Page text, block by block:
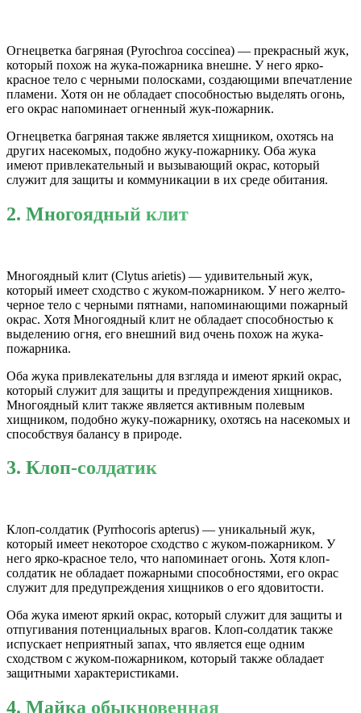
Огнецветка багряная (Pyrochroa coccinea) — прекрасный жук,
который похож на жука-пожарника внешне. У него ярко-
красное тело с черными полосками, создающими впечатление
пламени. Хотя он не обладает способностью выделять огонь,
его окрас напоминает огненный жук-пожарник.
Огнецветка багряная также является хищником, охотясь на
других насекомых, подобно жуку-пожарнику. Оба жука
имеют привлекательный и вызывающий окрас, который
служит для защиты и коммуникации в их среде обитания.
2. Многоядный клит
Многоядный клит (Clytus arietis) — удивительный жук,
который имеет сходство с жуком-пожарником. У него желто-
черное тело с черными пятнами, напоминающими пожарный
окрас. Хотя Многоядный клит не обладает способностью к
выделению огня, его внешний вид очень похож на жука-
пожарника.
Оба жука привлекательны для взгляда и имеют яркий окрас,
который служит для защиты и предупреждения хищников.
Многоядный клит также является активным полевым
хищником, подобно жуку-пожарнику, охотясь на насекомых и
способствуя балансу в природе.
3. Клоп-солдатик
Клоп-солдатик (Pyrrhocoris apterus) — уникальный жук,
который имеет некоторое сходство с жуком-пожарником. У
него ярко-красное тело, что напоминает огонь. Хотя клоп-
солдатик не обладает пожарными способностями, его окрас
служит для предупреждения хищников о его ядовитости.
Оба жука имеют яркий окрас, который служит для защиты и
отпугивания потенциальных врагов. Клоп-солдатик также
испускает неприятный запах, что является еще одним
сходством с жуком-пожарником, который также обладает
защитными характеристиками.
4. Майка обыкновенная